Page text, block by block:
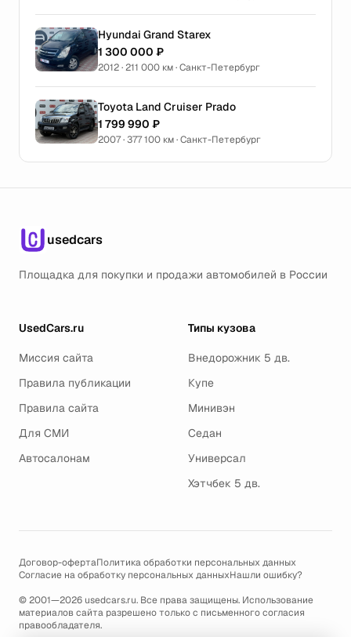
Hyundai Grand Starex
1 300 000 ₽
2012 · 211 000 км · Санкт-Петербург
Toyota Land Cruiser Prado
1 799 990 ₽
2007 · 377 100 км · Санкт-Петербург
usedcars
Площадка для покупки и продажи автомобилей в России
UsedCars.ru
Миссия сайта
Правила публикации
Правила сайта
Для СМИ
Автосалонам
Типы кузова
Внедорожник 5 дв.
Купе
Минивэн
Седан
Универсал
Хэтчбек 5 дв.
Договор-офертаПолитика обработки персональных данных
Согласие на обработку персональных данныхНашли ошибку?
© 2001—2026 usedcars.ru. Все права защищены. Использование
материалов сайта разрешено только с письменного согласия
правообладателя.